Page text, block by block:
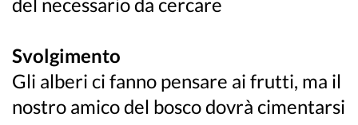
del necessario da cercare
Svolgimento
Gli alberi ci fanno pensare ai frutti, ma il
nostro amico del bosco dovrà cimentarsi